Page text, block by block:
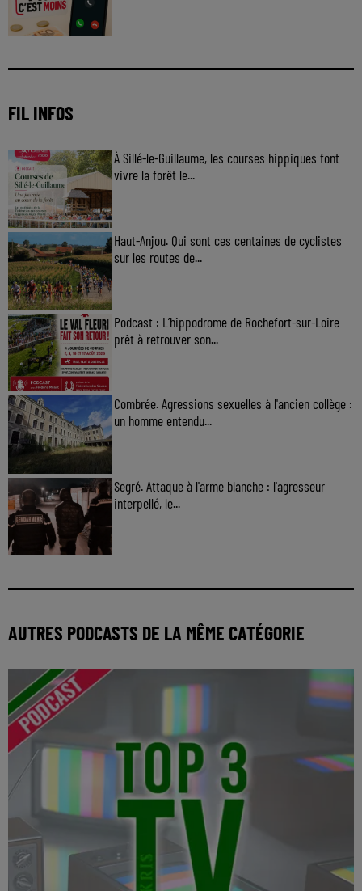
FIL INFOS
À Sillé-le-Guillaume, les courses hippiques font
vivre la forêt le...
Haut-Anjou. Qui sont ces centaines de cyclistes
sur les routes de...
Podcast : L’hippodrome de Rochefort-sur-Loire
prêt à retrouver son...
Combrée. Agressions sexuelles à l'ancien collège :
un homme entendu...
Segré. Attaque à l'arme blanche : l'agresseur
interpellé, le...
AUTRES PODCASTS DE LA MÊME CATÉGORIE